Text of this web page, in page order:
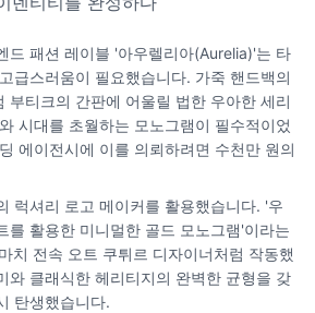
드 패션 레이블 '아우렐리아(Aurelia)'는 타
급스러움이 필요했습니다. 가죽 핸드백의
부티크의 간판에 어울릴 법한 우아한 세리
시대를 초월하는 모노그램이 필수적이었
에이전시에 이를 의뢰하려면 수천만 원의
럭셔리 로고 메이커를 활용했습니다. '우
를 활용한 미니멀한 골드 모노그램'이라는
치 전속 오트 쿠튀르 디자이너처럼 작동했
와 클래식한 헤리티지의 완벽한 균형을 갖
탄생했습니다.